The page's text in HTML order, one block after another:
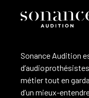
Sonance Audition
métier tout en
d’un mieux-